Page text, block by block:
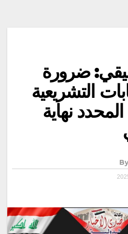
ضرورة
التشريعية
نهاية
By